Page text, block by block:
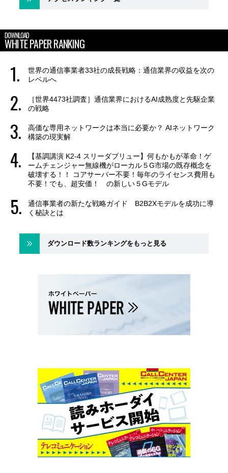
DOWNLOAD
WHITE PAPER RANKING
世界の通信事業者33社の成長戦略：通信業界の収益を次の
レベルへ
［世界4473社調査］通信業界におけるAI成熟度と先駆企業
の戦略
高価な専用ネットワークは本当に必要か？ AIネットワーク
構築の現実解
【基調講演 K2-4 スリーダブリュー】何もかもが革命！ゲ
ームチェンジャー無線機がローカル５G市場の既存概念を
破壊する！！ コアサーバー不要！毎年のライセンス費用も
不要！でも、超安価！ の新しい５Gモデル
通信事業者の新たな戦略ガイド B2B2Xモデルを成功に導
く秘訣とは
ダウンロード数ランキングをもっと見る